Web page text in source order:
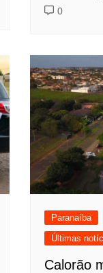
0
Paranaíba
Últimas
Calorão